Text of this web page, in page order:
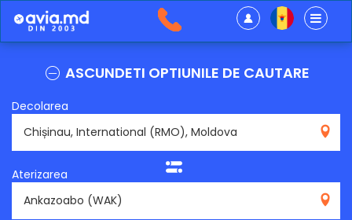
ASCUNDETI OPTIUNILE DE CAUTARE
Decolarea
Aterizarea